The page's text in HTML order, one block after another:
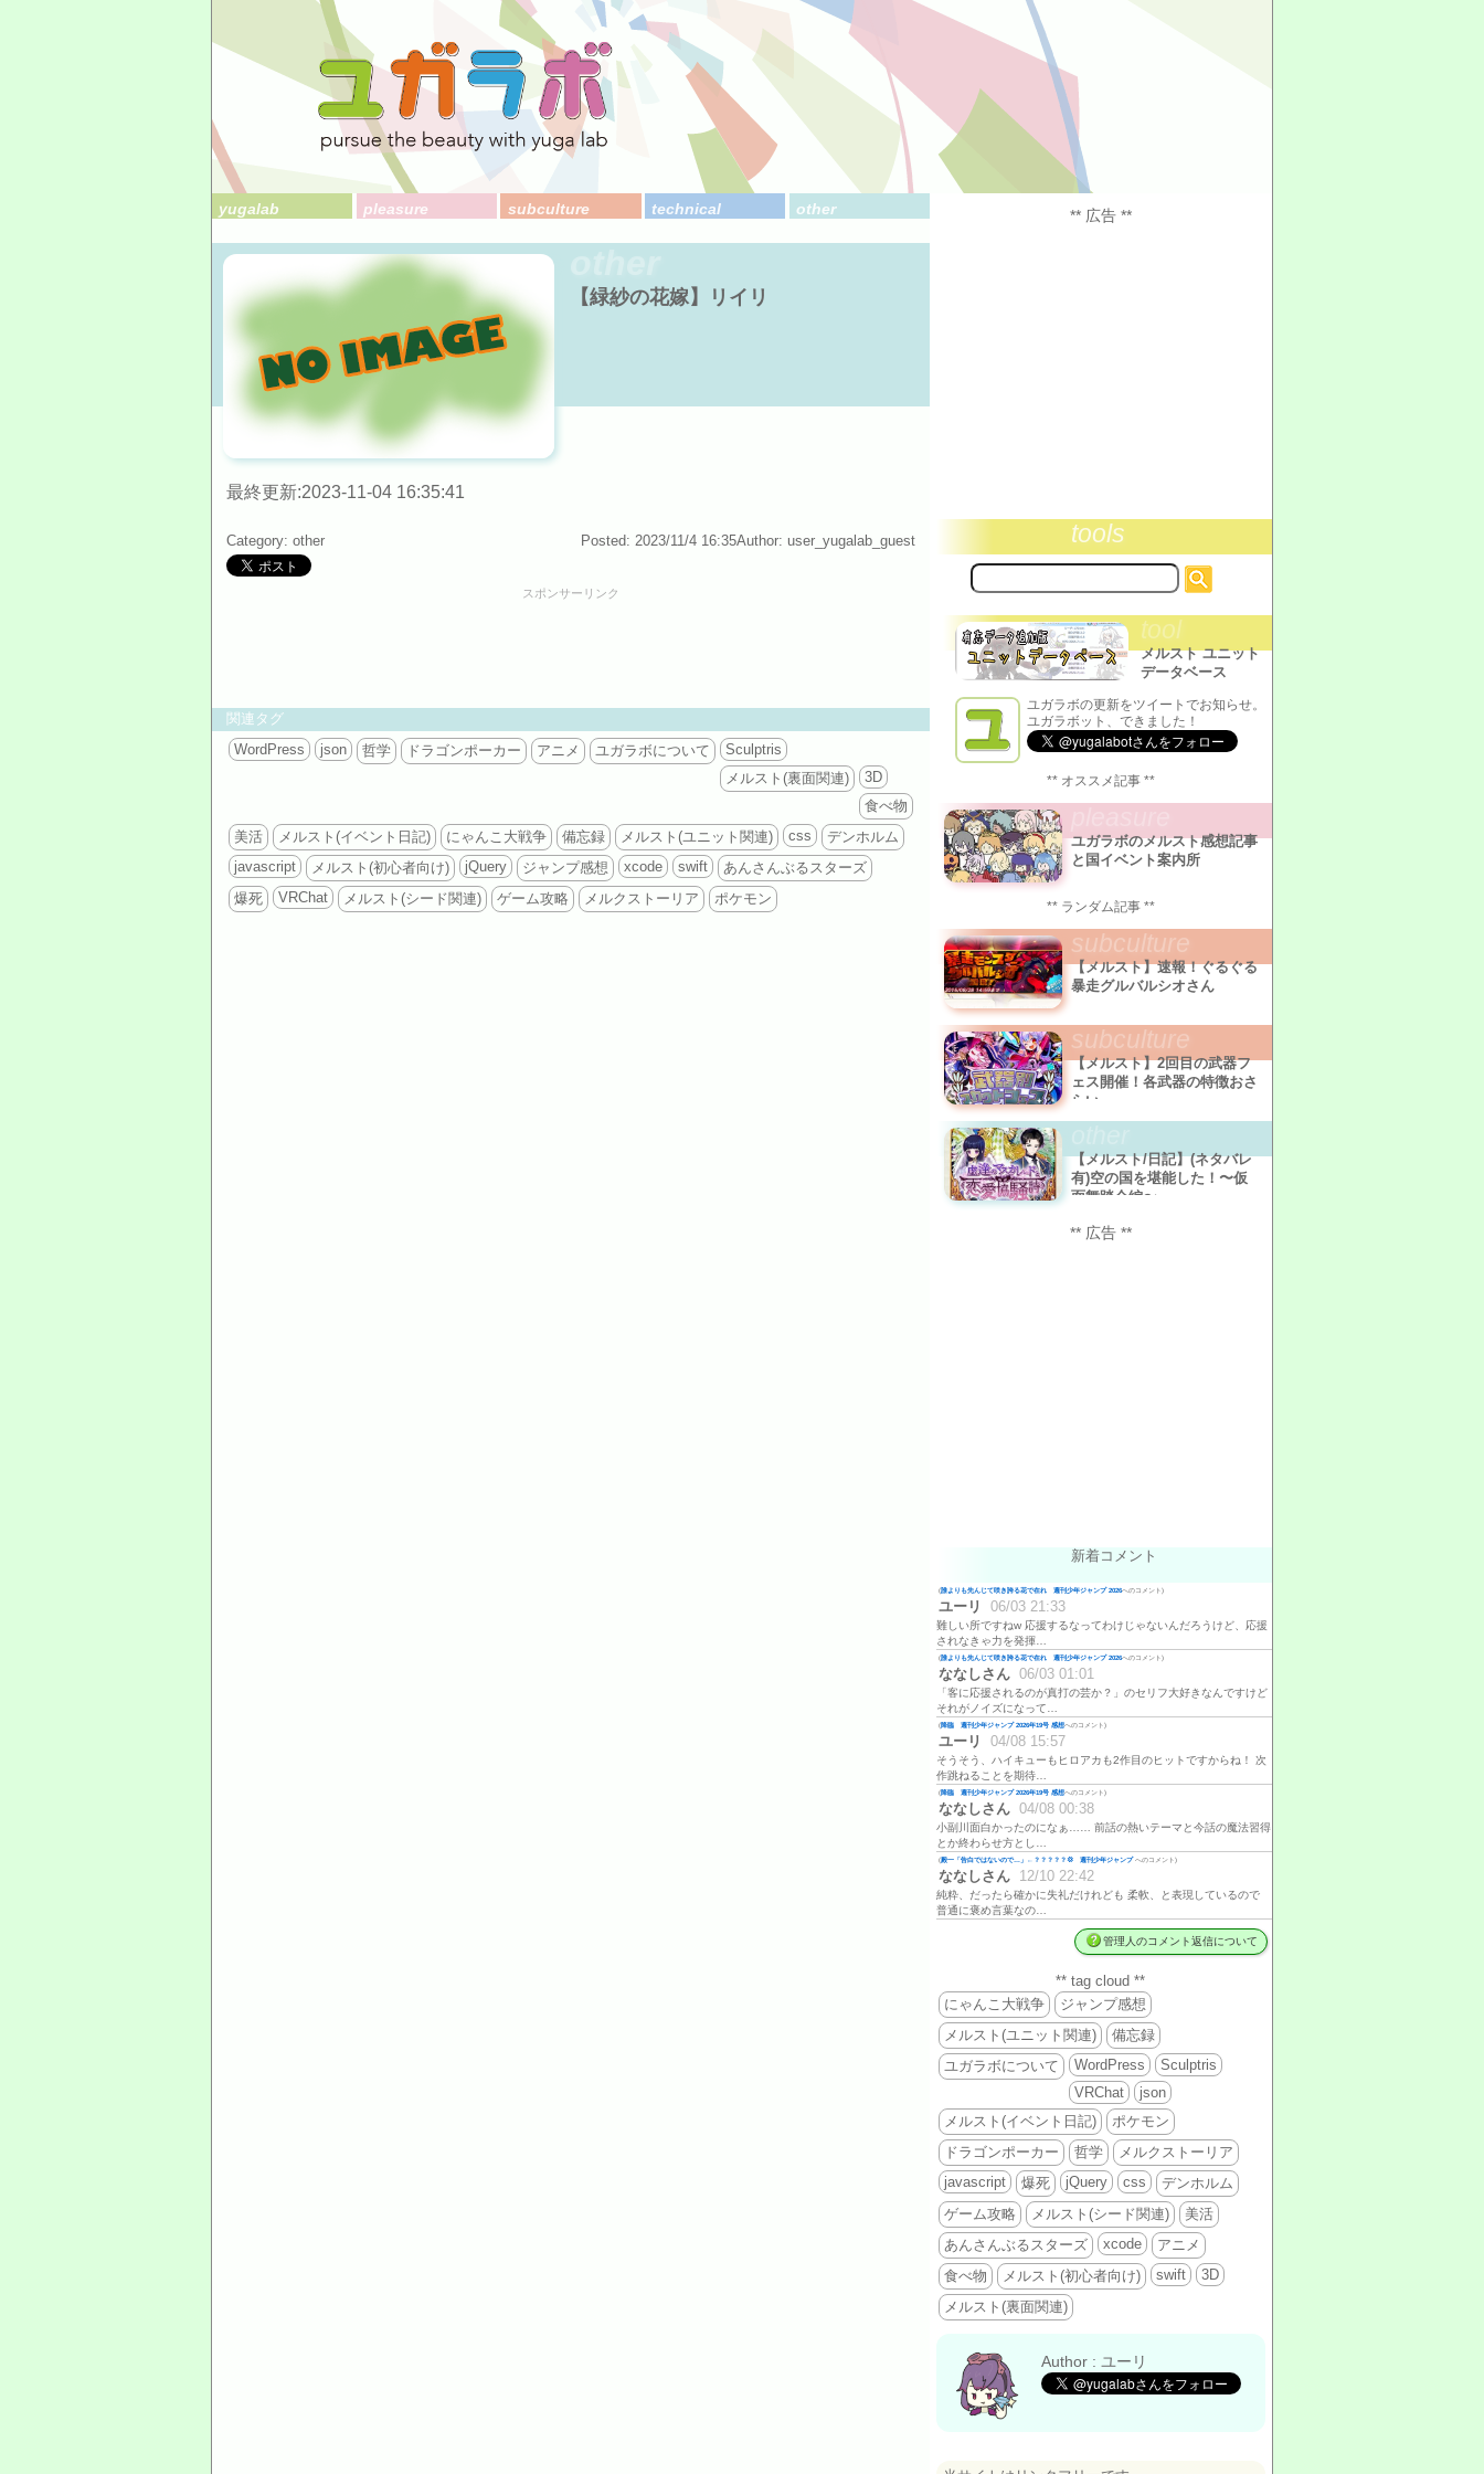
yugalab pleasure subculture technical other
【緑紗の花嫁】リイリ
最終更新:2023-11-04 16:35:41
Category: other Posted: 2023/11/4 16:35Author: user_yugalab_guest
スポンサーリンク
関連タグ
WordPress
json 哲学 ドラゴンポーカー アニメ ユガラボについて
Sculptris
メルスト(裏面関連)
3D
食べ物
美活
メルスト(イベント日記) にゃんこ大戦争 備忘録 メルスト(ユニット関連) css
デンホルム
javascript
メルスト(初心者向け) jQuery ジャンプ感想 xcode swift
あんさんぶるスターズ
爆死
VRChat メルスト(シード関連) ゲーム攻略 メルクストーリア ポケモン
** 広告 **
tools
サ
イ
内
検
索:
tool
メルスト ユニット
データベース
ユガラボの更新をツイートでお知らせ。
ユガラボット、できました！
** オススメ記事 **
ユガラボのメルスト感想記事
と国イベント案内所
** ランダム記事 **
subculture
【メルスト】速報！ぐるぐる
暴走グルバルシオさん
subculture
【メルスト】2回目の武器フ
ェス開催！各武器の特徴おさ
らい
【メルスト/日記】(ネタバレ
有)空の国を堪能した！〜仮
面舞踏会編〜
** 広告 **
新着コメント
(誰よりも先んじて咲き誇る花で在れ 週刊少年ジャンプ 2026へのコメント)
ユーリ 06/03 21:33
難しい所ですねw 応援するなってわけじゃないんだろうけど、応援
されなきゃ力を発揮…
(誰よりも先んじて咲き誇る花で在れ 週刊少年ジャンプ 2026へのコメント)
ななしさん 06/03 01:01
「客に応援されるのが真打の芸か？」のセリフ大好きなんですけど
それがノイズになって…
(降臨 週刊少年ジャンプ 2026年19号 感想へのコメント)
ユーリ 04/08 15:57
そうそう、ハイキューもヒロアカも2作目のヒットですからね！ 次
作跳ねることを期待…
(降臨 週刊少年ジャンプ 2026年19号 感想へのコメント)
ななしさん 04/08 00:38
小副川面白かったのになぁ…… 前話の熱いテーマと今話の魔法習得
とか終わらせ方とし…
(殿一「告白ではないので…」←？？？？？💢 週刊少年ジャンプへのコメント)
ななしさん 12/10 22:42
純粋、だったら確かに失礼だけれども 柔軟、と表現しているので
普通に褒め言葉なの…
管理人のコメント返信について
** tag cloud **
にゃんこ大戦争
ジャンプ感想
メルスト(ユニット関連)
備忘録
ユガラボについて
WordPress
Sculptris
VRChat
json
メルスト(イベント日記)
ポケモン
ドラゴンポーカー
哲学
メルクストーリア
javascript
爆死 jQuery css
デンホルム
ゲーム攻略
メルスト(シード関連)
美活
あんさんぶるスターズ
xcode
アニメ
食べ物
メルスト(初心者向け) swift
3D
メルスト(裏面関連)
Author : ユーリ